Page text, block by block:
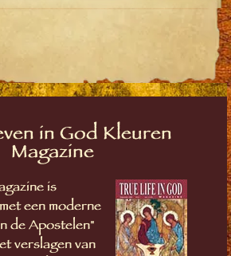
in God Kleuren
Magazine
is
een moderne
de Apostelen"
verslagen van